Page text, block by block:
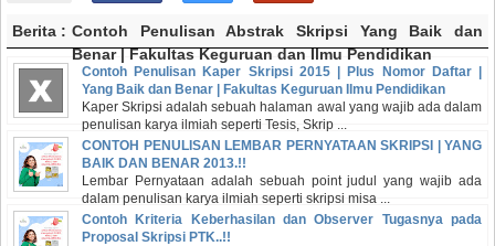
Berita : Contoh Penulisan Abstrak Skripsi Yang Baik dan
Benar | Fakultas Keguruan dan Ilmu Pendidikan
Contoh Penulisan Kaper Skripsi 2015 | Plus Nomor Daftar |
Yang Baik dan Benar | Fakultas Keguruan Ilmu Pendidikan
Kaper Skripsi adalah sebuah halaman awal yang wajib ada dalam
penulisan karya ilmiah seperti Tesis, Skrip ...
CONTOH PENULISAN LEMBAR PERNYATAAN SKRIPSI | YANG
BAIK DAN BENAR 2013.!!
Lembar Pernyataan adalah sebuah point judul yang wajib ada
dalam penulisan karya ilmiah seperti skripsi misa ...
Contoh Kriteria Keberhasilan dan Observer Tugasnya pada
Proposal Skripsi PTK..!!